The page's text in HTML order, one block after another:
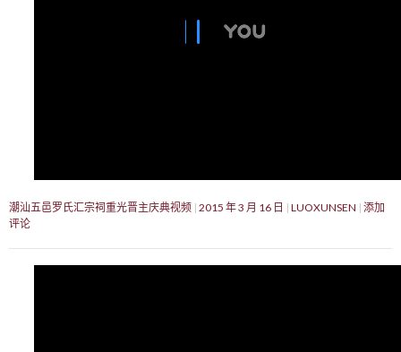
潮汕五邑罗氏汇宗祠重光晋主庆典视频 2015 年 3 月 16 日 LUOXUNSEN 添加
评论